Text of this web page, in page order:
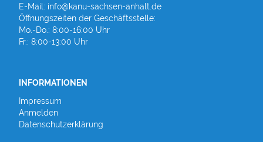
E-Mail: info@kanu-sachsen-anhalt.de
Öffnungszeiten der Geschäftsstelle:
Mo.-Do.: 8:00-16:00 Uhr
Fr.: 8:00-13:00 Uhr
INFORMATIONEN
Impressum
Anmelden
Datenschutzerklärung